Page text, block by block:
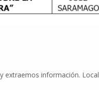
extraemos información.